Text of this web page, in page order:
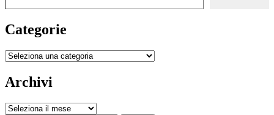
Categorie
Categorie
Archivi
Archivi